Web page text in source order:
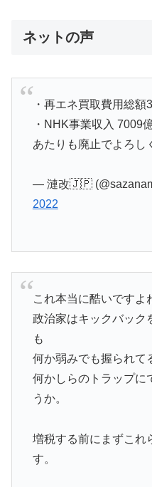
ネットの声
・再エネ買取費用総額
・NHK事業収入 7009
あたりも廃止でよろし
— 漣改🇯🇵
2022
これ本当に酷いですよ
政治家はキックバック
も
何か弱みでも握られて
何かしらのトラップに
うか。
増税する前にまずこれ
す。